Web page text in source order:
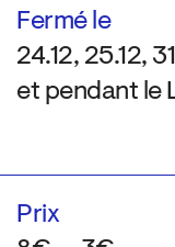
Fermé le
24.12, 25.12,
et pendant le
Prix